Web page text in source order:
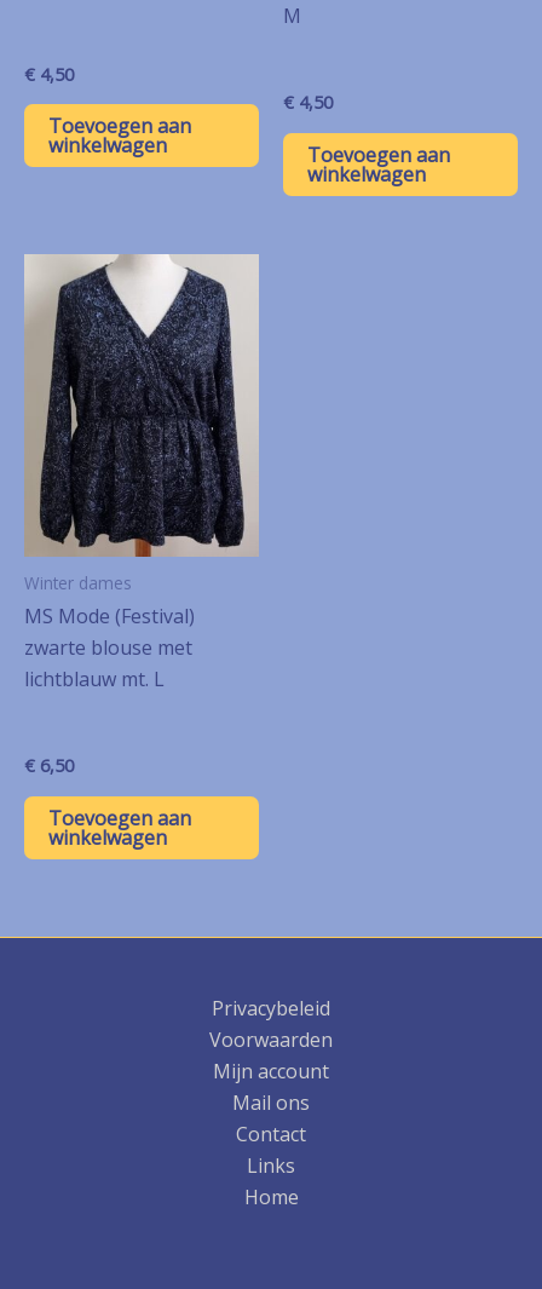
€ 4,50
Toevoegen aan
winkelwagen
M
€ 4,50
Toevoegen aan
winkelwagen
Winter dames
MS Mode (Festival)
zwarte blouse met
lichtblauw mt. L
€ 6,50
Toevoegen aan
winkelwagen
Privacybeleid
Voorwaarden
Mijn account
Mail ons
Contact
Links
Home